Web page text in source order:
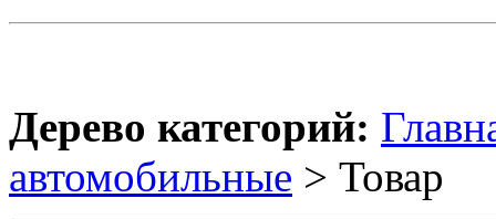
Дерево категорий:
автомобильные > Товар